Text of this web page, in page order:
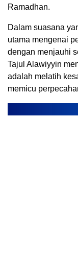
Ramadhan.
Dalam suasana
utama mengenai
dengan menjauhi
Tajul Alawiyyin
adalah melatih
memicu